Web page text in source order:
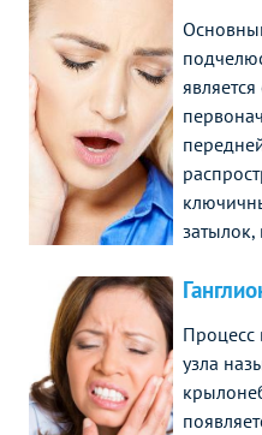
затылок,
Процесс
узла